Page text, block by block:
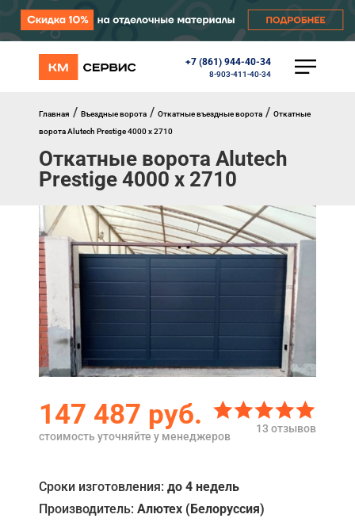
+7 (861) 944-40-34
8-903-411-40-34
КАТАЛОГ
Перегрузочное оборудование
Уличные калитки
Шлагбаумы
Противопожарные ворота
Противопожарные шторы
Внешняя солнцезащита
Комплектующие
Маркизы
Окна, порталы, двери
МЕНЮ
Главная
Примеры работ
Сервис
Кредит
Главная / Въездные ворота / Откатные въездные ворота / Откатные
ворота Alutech Prestige 4000 х 2710
Откатные ворота Alutech
Prestige 4000 х 2710
147 487 руб.
стоимость уточняйте у менеджеров
Сроки изготовления: до 4 недель
Производитель: Алютех (Белоруссия)
13 отзывов